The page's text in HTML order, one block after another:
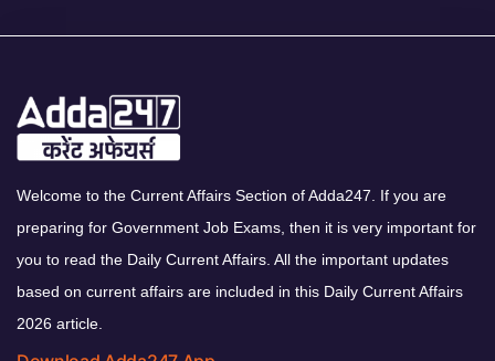
Welcome to the Current Affairs Section of Adda247. If you are
preparing for Government Job Exams, then it is very important for
you to read the Daily Current Affairs. All the important updates
based on current affairs are included in this Daily Current Affairs
2026 article.